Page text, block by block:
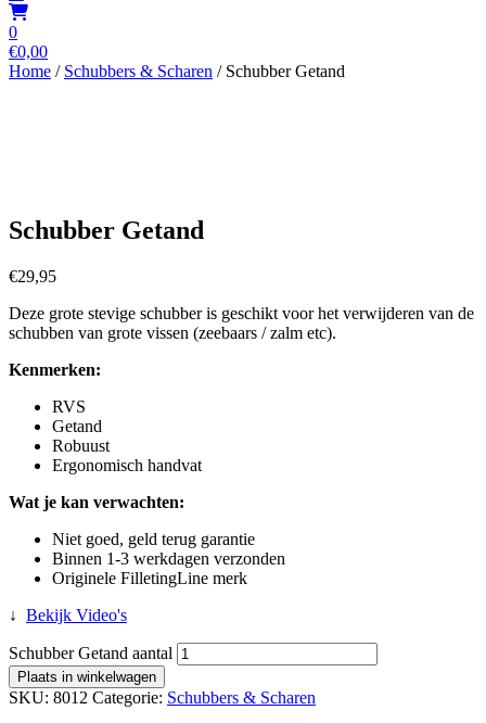
0
€0,00
Home / Schubbers & Scharen / Schubber Getand
Schubber Getand
€29,95
Deze grote stevige schubber is geschikt voor het verwijderen van de
schubben van grote vissen (zeebaars / zalm etc).
Kenmerken:
RVS
Getand
Robuust
Ergonomisch handvat
Wat je kan verwachten:
Niet goed, geld terug garantie
Binnen 1-3 werkdagen verzonden
Originele FilletingLine merk
↓ Bekijk Video's
Schubber Getand aantal
Plaats in winkelwagen
SKU: 8012 Categorie: Schubbers & Scharen